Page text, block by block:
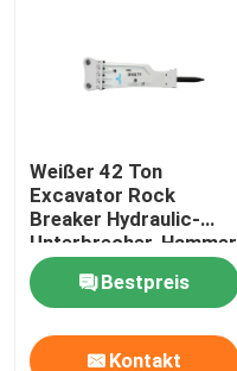
Weißer 42 Ton
Excavator Rock
Breaker Hydraulic-
Unterbrecher-Hammer
der Tonnen-52
Bestpreis
Kontakt